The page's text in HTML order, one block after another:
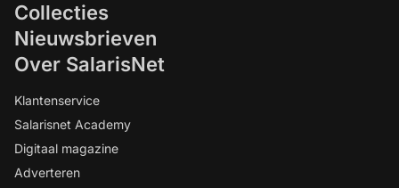
Collecties
Nieuwsbrieven
Over SalarisNet
Klantenservice
Salarisnet Academy
Digitaal magazine
Adverteren